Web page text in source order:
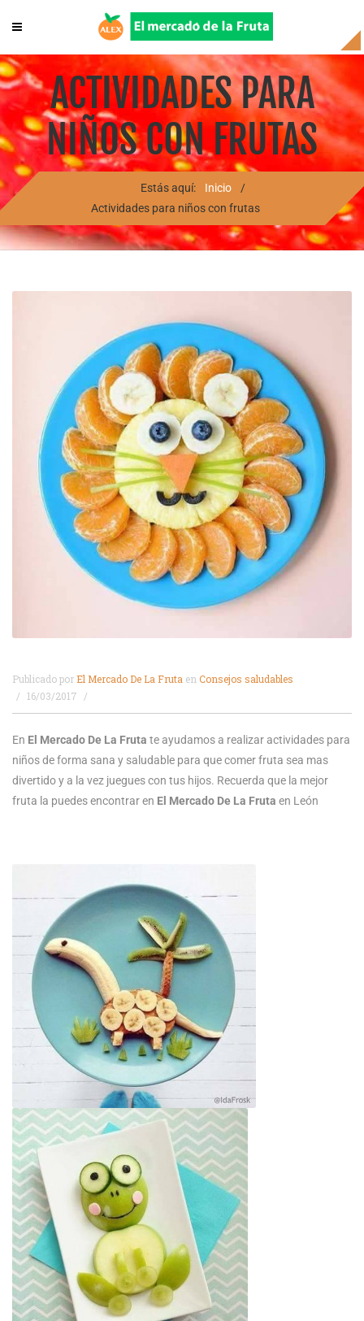
ACTIVIDADES PARA
NIÑOS CON FRUTAS
Estás aquí: Inicio
/
Actividades para niños con frutas
Publicado por El Mercado De La Fruta en Consejos saludables
16/03/2017
En El Mercado De La Fruta te ayudamos a realizar actividades para
niños de forma sana y saludable para que comer fruta sea mas
divertido y a la vez juegues con tus hijos. Recuerda que la mejor
fruta la puedes encontrar en El Mercado De La Fruta en León